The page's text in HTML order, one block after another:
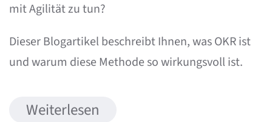
mit Agilität zu tun?
Dieser Blogartikel beschreibt Ihnen, was OKR ist
und warum diese Methode so wirkungsvoll ist.
Weiterlesen